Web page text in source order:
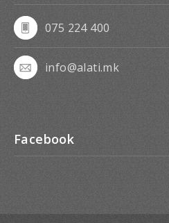
075 224 400
info@alati.mk
Facebook